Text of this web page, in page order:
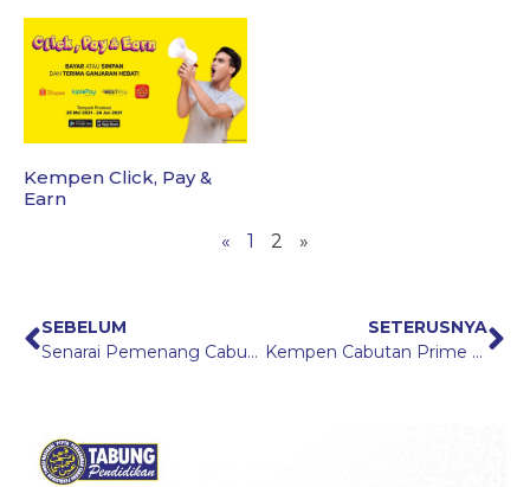
Kempen Click, Pay &
Earn
«
1 2 »
SEBELUM
Senarai Pemenang Cabutan WOW! Simpan SSPN 2026
SETERUSNYA
Kempen Cabutan Prime Bonanza